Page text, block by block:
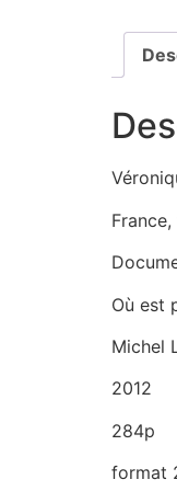
Où est
Michel
2012
284p
format